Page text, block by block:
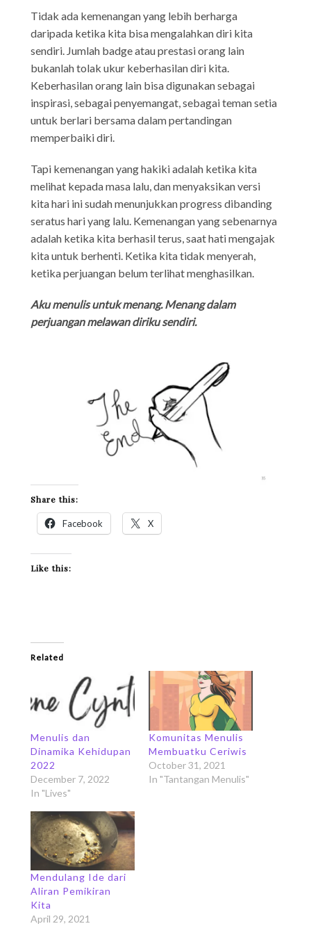
Tidak ada kemenangan yang lebih berharga
daripada ketika kita bisa mengalahkan diri kita
sendiri. Jumlah badge atau prestasi orang lain
bukanlah tolak ukur keberhasilan diri kita.
Keberhasilan orang lain bisa digunakan sebagai
inspirasi, sebagai penyemangat, sebagai teman setia
untuk berlari bersama dalam pertandingan
memperbaiki diri.
Tapi kemenangan yang hakiki adalah ketika kita
melihat kepada masa lalu, dan menyaksikan versi
kita hari ini sudah menunjukkan progress dibanding
seratus hari yang lalu. Kemenangan yang sebenarnya
adalah ketika kita berhasil terus, saat hati mengajak
kita untuk berhenti. Ketika kita tidak menyerah,
ketika perjuangan belum terlihat menghasilkan.
Aku menulis untuk menang. Menang dalam
perjuangan melawan diriku sendiri.
Share this:
Facebook X
Like this:
Related
Menulis dan
Dinamika Kehidupan
2022
December 7, 2022
In "Lives"
Komunitas Menulis
Membuatku Ceriwis
October 31, 2021
In "Tantangan Menulis"
Mendulang Ide dari
Aliran Pemikiran
Kita
April 29, 2021